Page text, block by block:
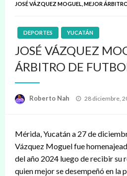
JOSÉ VÁZQUEZ MOGUEL, MEJOR
DEPORTES YUCATÁN
JOSÉ VÁZQUEZ
ÁRBITRO DE
Roberto Nah
Publicado
28 diciembre,
Mérida, Yucatán a 27 de
Vázquez Moguel fue
del año 2024 luego de recibir su
quien mejor se desempeñó en la